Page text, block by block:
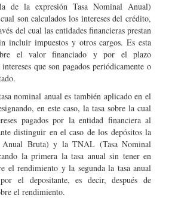
de la expresión Tasa Nominal Anual)
son calculados los intereses del crédito,
del cual las entidades financieras prestan
incluir impuestos y otros cargos. Es esta
el valor financiado y por el plazo
que son pagados periódicamente o
nominal anual es también aplicado en el
en este caso, la tasa sobre la cual
pagados por la entidad financiera al
distinguir en el caso de los depósitos la
Bruta) y la TNAL (Tasa Nominal
la primera la tasa anual sin tener en
el rendimiento y la segunda la tasa anual
el depositante, es decir, después de
el rendimiento.